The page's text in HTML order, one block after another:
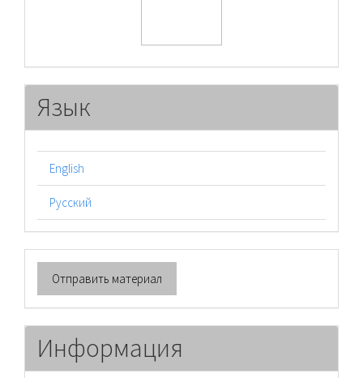
Язык
English
Русский
Отправить
материал
Отправить материал
Информация